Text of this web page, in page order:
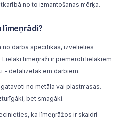
no to izmantošanas mērķa.
līmeņrādi?
no darba specifikas, izvēlieties
Lielāki līmeņrāži ir piemēroti lielākiem
- detalizētākiem darbiem.
no metāla vai plastmasas.
bet smagāki.
ka līmeņrāžos ir skaidri